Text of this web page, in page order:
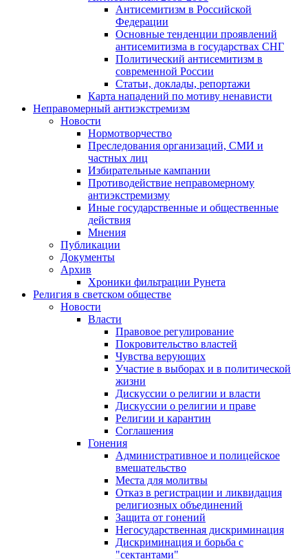
Антисемитизм в Российской
Федерации
Основные тенденции проявлений
антисемитизма в государствах СНГ
Политический антисемитизм в
современной России
Статьи, доклады, репортажи
Карта нападений по мотиву ненависти
Неправомерный антиэкстремизм
Новости
Нормотворчество
Преследования организаций, СМИ и
частных лиц
Избирательные кампании
Противодействие неправомерному
антиэкстремизму
Иные государственные и общественные
действия
Мнения
Публикации
Документы
Архив
Хроники фильтрации Рунета
Религия в светском обществе
Новости
Власти
Правовое регулирование
Покровительство властей
Чувства верующих
Участие в выборах и в политической
жизни
Дискуссии о религии и власти
Дискуссии о религии и праве
Религии и карантин
Соглашения
Гонения
Административное и полицейское
вмешательство
Места для молитвы
Отказ в регистрации и ликвидация
религиозных объединений
Защита от гонений
Негосударственная дискриминация
Дискриминация и борьба с
"сектантами"